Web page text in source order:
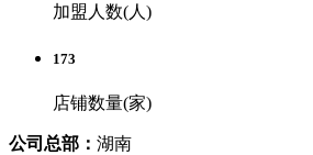
加盟人数(人)
173
店铺数量(家)
公司总部： 湖南